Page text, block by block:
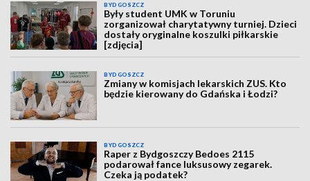
BYDGOSZCZ
Były student UMK w Toruniu
zorganizował charytatywny turniej. Dzieci
dostały oryginalne koszulki piłkarskie
[zdjęcia]
BYDGOSZCZ
Zmiany w komisjach lekarskich ZUS. Kto
będzie kierowany do Gdańska i Łodzi?
BYDGOSZCZ
Raper z Bydgoszczy Bedoes 2115
podarował fance luksusowy zegarek.
Czeka ją podatek?